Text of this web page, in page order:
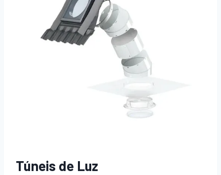
Túneis de Luz